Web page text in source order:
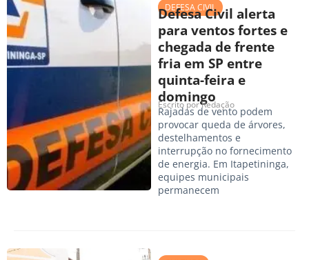
DEFESA CIVIL
Defesa Civil alerta
para ventos fortes e
chegada de frente
fria em SP entre
quinta-feira e
domingo
Escrito porRedação
Rajadas de vento podem
provocar queda de árvores,
destelhamentos e
interrupção no fornecimento
de energia. Em Itapetininga,
equipes municipais
permanecem